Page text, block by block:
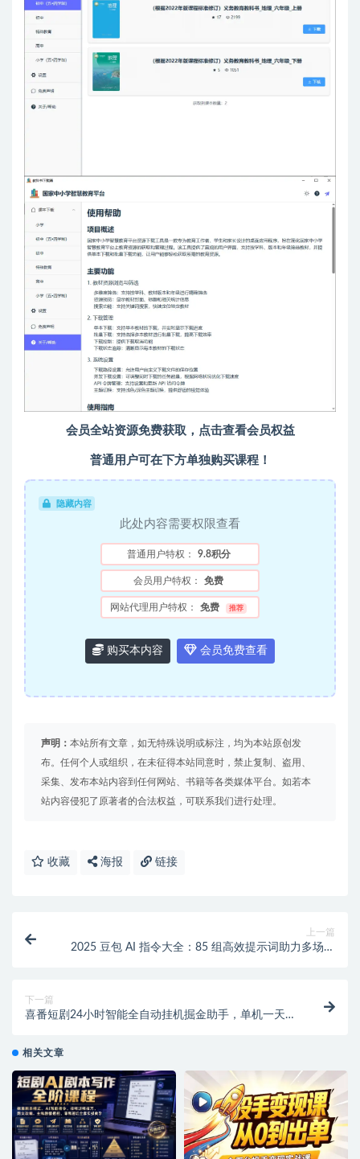
会员全站资源免费获取，点击查看会员权益
普通用户可在下方单独购买课程！
隐藏内容
此处内容需要权限查看
普通用户特权： 9.8积分
会员用户特权： 免费
网站代理用户特权： 免费 推荐
购买本内容 会员免费查看
声明： 本站所有文章，如无特殊说明或标注，均为本站原创发
布。任何个人或组织，在未征得本站同意时，禁止复制、盗用、
采集、发布本站内容到任何网站、书籍等各类媒体平台。如若本
站内容侵犯了原著者的合法权益，可联系我们进行处理。
收藏 海报 链接
上一篇
2025 豆包 AI 指令大全：85 组高效提示词助力多场景
下一篇
喜番短剧24小时智能全自动挂机掘金助手，单机一天
相关文章